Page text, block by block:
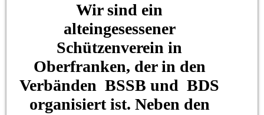
Wir sind ein
alteingesessener
Schützenverein in
Oberfranken, der in den
Verbänden BSSB und BDS
organisiert ist. Neben den